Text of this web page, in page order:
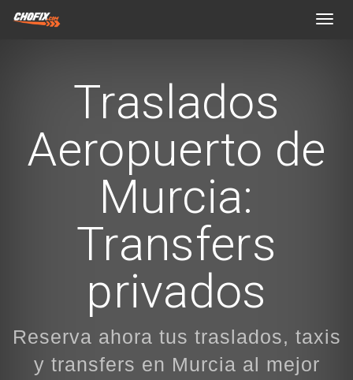
Traslados
Aeropuerto de
Murcia:
Transfers
privados
Reserva ahora tus traslados, taxis
y transfers en Murcia al mejor